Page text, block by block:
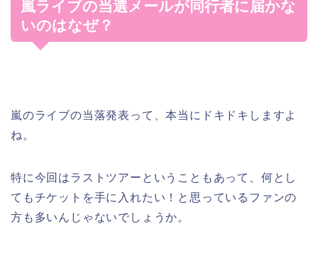
嵐ライブの当選メールが同行者に届かな
いのはなぜ？
嵐のライブの当落発表って、本当にドキドキしますよ
ね。
特に今回はラストツアーということもあって、何とし
てもチケットを手に入れたい！と思っているファンの
方も多いんじゃないでしょうか。